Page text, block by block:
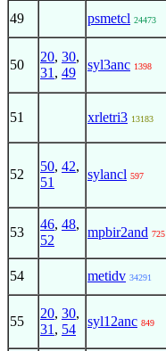
49 psmetcl 24473
50
20, 30,
31 , 49
syl3anc 1398
51 xrletri3 13183
52
50, 42,
51
sylancl 597
53
46, 48,
52
mpbir2and 725
54 metidv 34291
55
20, 30,
31 , 54
syl12anc 849